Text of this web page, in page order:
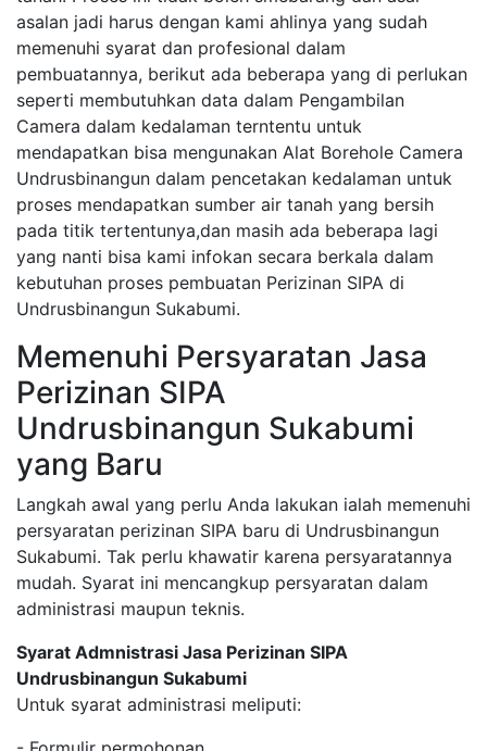
asalan jadi harus dengan kami ahlinya yang sudah
memenuhi syarat dan profesional dalam
pembuatannya, berikut ada beberapa yang di perlukan
seperti membutuhkan data dalam Pengambilan
Camera dalam kedalaman terntentu untuk
mendapatkan bisa mengunakan Alat Borehole Camera
Undrusbinangun dalam pencetakan kedalaman untuk
proses mendapatkan sumber air tanah yang bersih
pada titik tertentunya,dan masih ada beberapa lagi
yang nanti bisa kami infokan secara berkala dalam
kebutuhan proses pembuatan Perizinan SIPA di
Undrusbinangun Sukabumi.
Memenuhi Persyaratan Jasa
Perizinan SIPA
Undrusbinangun Sukabumi
yang Baru
Langkah awal yang perlu Anda lakukan ialah memenuhi
persyaratan perizinan SIPA baru di Undrusbinangun
Sukabumi. Tak perlu khawatir karena persyaratannya
mudah. Syarat ini mencangkup persyaratan dalam
administrasi maupun teknis.
Syarat Admnistrasi Jasa Perizinan SIPA
Undrusbinangun Sukabumi
Untuk syarat administrasi meliputi: